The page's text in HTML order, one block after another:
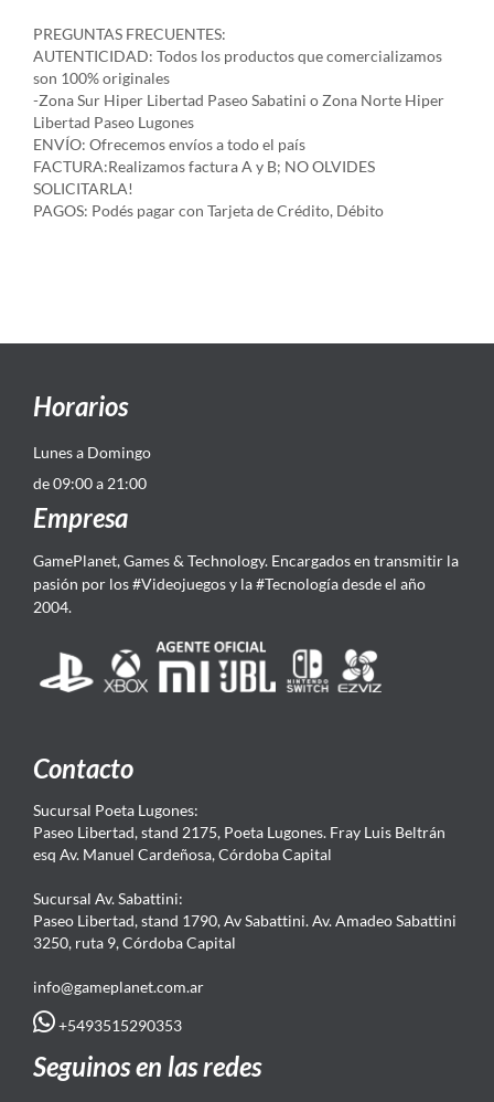
PREGUNTAS FRECUENTES:
AUTENTICIDAD: Todos los productos que comercializamos
son 100% originales
-Zona Sur Hiper Libertad Paseo Sabatini o Zona Norte Hiper
Libertad Paseo Lugones
ENVÍO: Ofrecemos envíos a todo el país
FACTURA:Realizamos factura A y B; NO OLVIDES
SOLICITARLA!
PAGOS: Podés pagar con Tarjeta de Crédito, Débito
Horarios
Lunes a Domingo
de 09:00 a 21:00
Empresa
GamePlanet, Games & Technology. Encargados en transmitir la
pasión por los #Videojuegos y la #Tecnología desde el año
2004.
Contacto
Sucursal Poeta Lugones:
Paseo Libertad, stand 2175, Poeta Lugones. Fray Luis Beltrán
esq Av. Manuel Cardeñosa, Córdoba Capital
Sucursal Av. Sabattini:
Paseo Libertad, stand 1790, Av Sabattini. Av. Amadeo Sabattini
3250, ruta 9, Córdoba Capital
info@gameplanet.com.ar
+5493515290353
Seguinos en las redes